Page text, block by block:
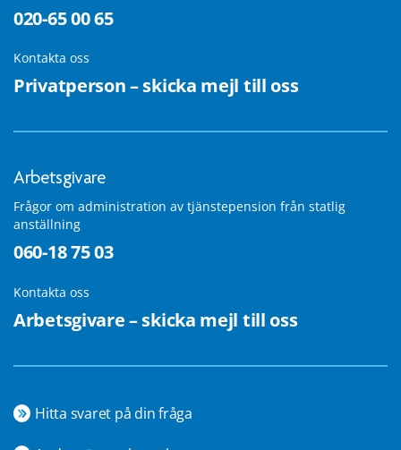
020-65 00 65
Kontakta oss
Privatperson – skicka mejl till oss
Arbetsgivare
Frågor om administration av tjänstepension från statlig
anställning
060-18 75 03
Kontakta oss
Arbetsgivare – skicka mejl till oss
Hitta svaret på din fråga